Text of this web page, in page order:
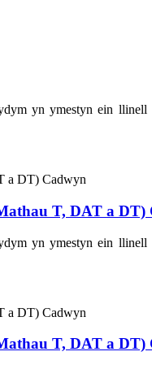
yn ymestyn ein
T, DAT a DT)
yn ymestyn ein
T, DAT a DT)